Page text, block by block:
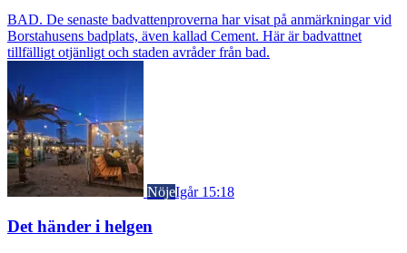
BAD. De senaste badvattenproverna har visat på anmärkningar vid
Borstahusens badplats, även kallad Cement. Här är badvattnet
tillfälligt otjänligt och staden avråder från bad.
NöjeIgår 15:18
Det händer i helgen